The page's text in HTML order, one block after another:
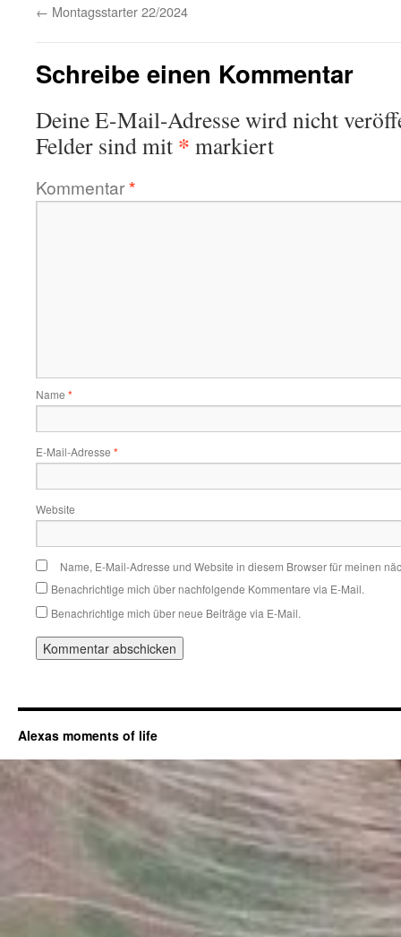
← Montagsstarter 22/2024
Schreibe einen Kommentar
Deine E-Mail-Adresse wird nicht
Felder sind mit * markiert
Kommentar*
Name *
E-Mail-Adresse *
Website
Name, E-Mail-Adresse und Website in diesem Browser für meinen
Benachrichtige mich über nachfolgende Kommentare via E-Mail.
Benachrichtige mich über neue Beiträge via E-Mail.
Alexas moments of life